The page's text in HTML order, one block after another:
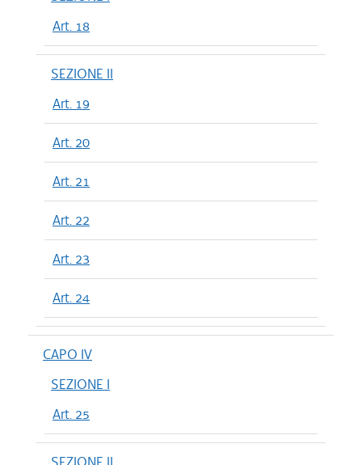
Art. 18
SEZIONE II
Art. 19
Art. 20
Art. 21
Art. 22
Art. 23
Art. 24
CAPO IV
SEZIONE I
Art. 25